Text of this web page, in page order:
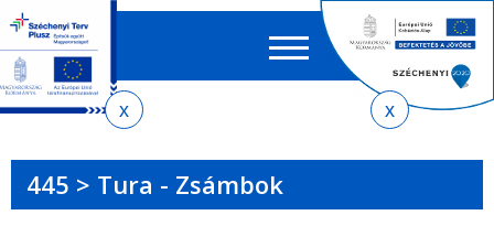
menetrendkeresőhöz
almenühöz
tartalomra
oldaltérképre
EN HU
űrlap
445 > Tura - Zsámbok